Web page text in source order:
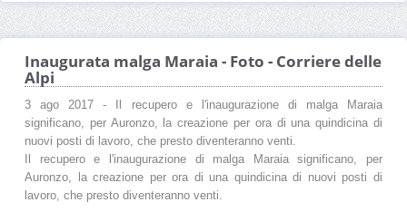
Inaugurata malga Maraia - Foto - Corriere delle
Alpi
3 ago 2017 - Il recupero e l'inaugurazione di malga Maraia
significano, per Auronzo, la creazione per ora di una quindicina di
nuovi posti di lavoro, che presto diventeranno venti.
Il recupero e l'inaugurazione di malga Maraia significano, per
Auronzo, la creazione per ora di una quindicina di nuovi posti di
lavoro, che presto diventeranno venti.